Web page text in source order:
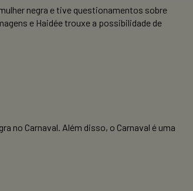
negra e tive questionamentos sobre
e Haidée trouxe a possibilidade de
no Carnaval. Além disso, o Carnaval é uma